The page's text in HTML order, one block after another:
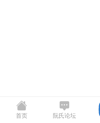
首页 阮氏论坛